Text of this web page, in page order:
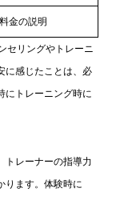
金の説明
セリングやトレーニ
に感じたことは、必
にトレーニング時に
トレーナーの指導力
ります。体験時に